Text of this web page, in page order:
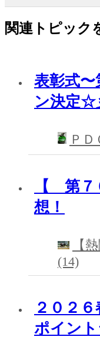
関連トピック
表彰式〜
ン決定☆
ＰＤ
【 第
想！
【
(14)
２０２
ポイン